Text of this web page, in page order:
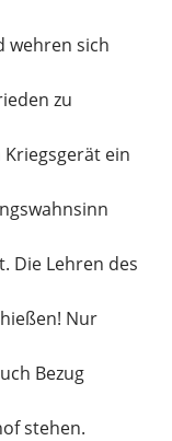
wehren sich
zu
ein
Die Lehren des
Nur
Bezug
stehen.